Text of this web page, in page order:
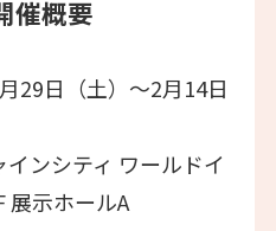
催概要
29日（土）～2月14日
インシティ ワールドイ
展示ホールA